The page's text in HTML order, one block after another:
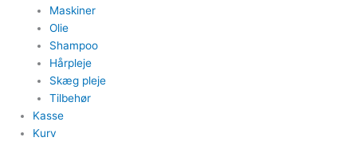
Maskiner
Olie
Shampoo
Hårpleje
Skæg pleje
Tilbehør
Kasse
Kurv